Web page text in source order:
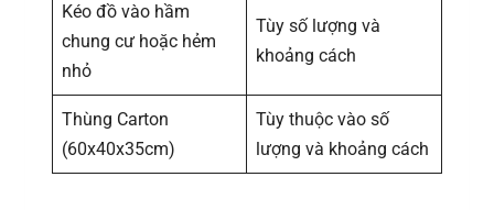
Kéo đồ vào hầm
chung cư hoặc hẻm
nhỏ
Tùy số lượng và
khoảng cách
Thùng Carton
(60x40x35cm)
Tùy thuộc vào số
lượng và khoảng cách